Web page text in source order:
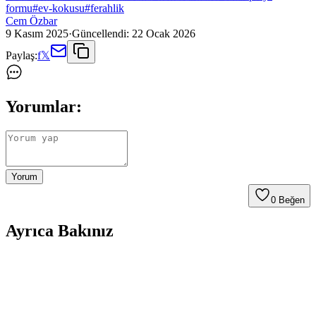
formu#ev-kokusu#ferahlik
Cem Özbar
9 Kasım 2025·Güncellendi: 22 Ocak 2026
Paylaş:f𝕏
Yorumlar:
Yorum
0 Beğen
Ayrıca Bakınız